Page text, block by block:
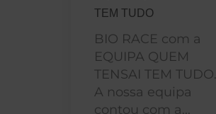
TEM TUDO
BIO RACE com a
EQUIPA QUEM
TENSAI TEM TUDO.
A nossa equipa
contou com a...